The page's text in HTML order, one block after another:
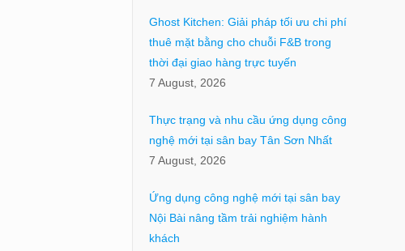
Ghost Kitchen: Giải pháp tối ưu chi phí
thuê mặt bằng cho chuỗi F&B trong
thời đại giao hàng trực tuyến
7 August, 2026
Thực trạng và nhu cầu ứng dụng công
nghệ mới tại sân bay Tân Sơn Nhất
7 August, 2026
Ứng dụng công nghệ mới tại sân bay
Nội Bài nâng tầm trải nghiệm hành
khách